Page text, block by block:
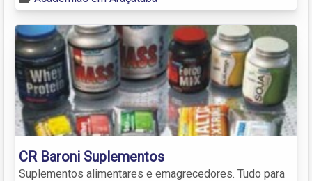
CR Baroni Suplementos
Suplementos alimentares e emagrecedores. Tudo para